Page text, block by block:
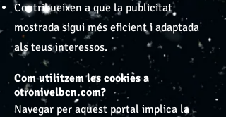
Contribueixen a que la publicitat
mostrada sigui més eficient i adaptada
als teus interessos.
Com utilitzem les cookies a
otronivelbcn.com?
Navegar per aquest portal implica la